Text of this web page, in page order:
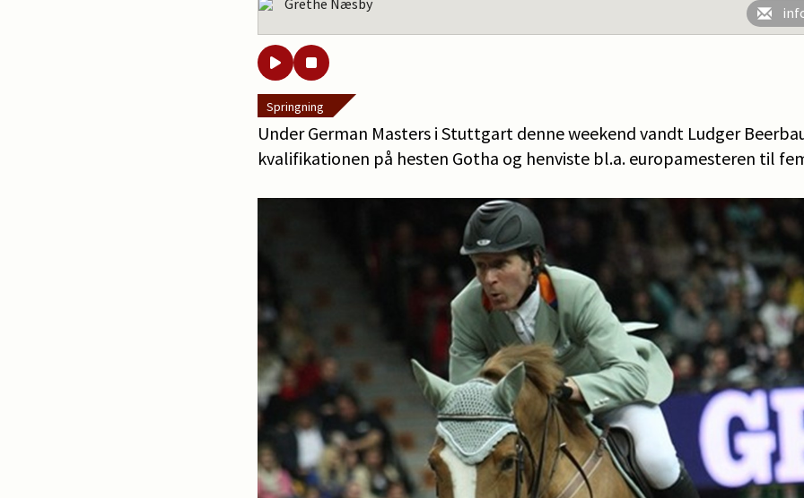
Grethe Næsby
Springning
Under German Masters i Stuttgart denne weekend vandt Ludger
kvalifikationen på hesten Gotha og henviste bl.a. europamesteren til